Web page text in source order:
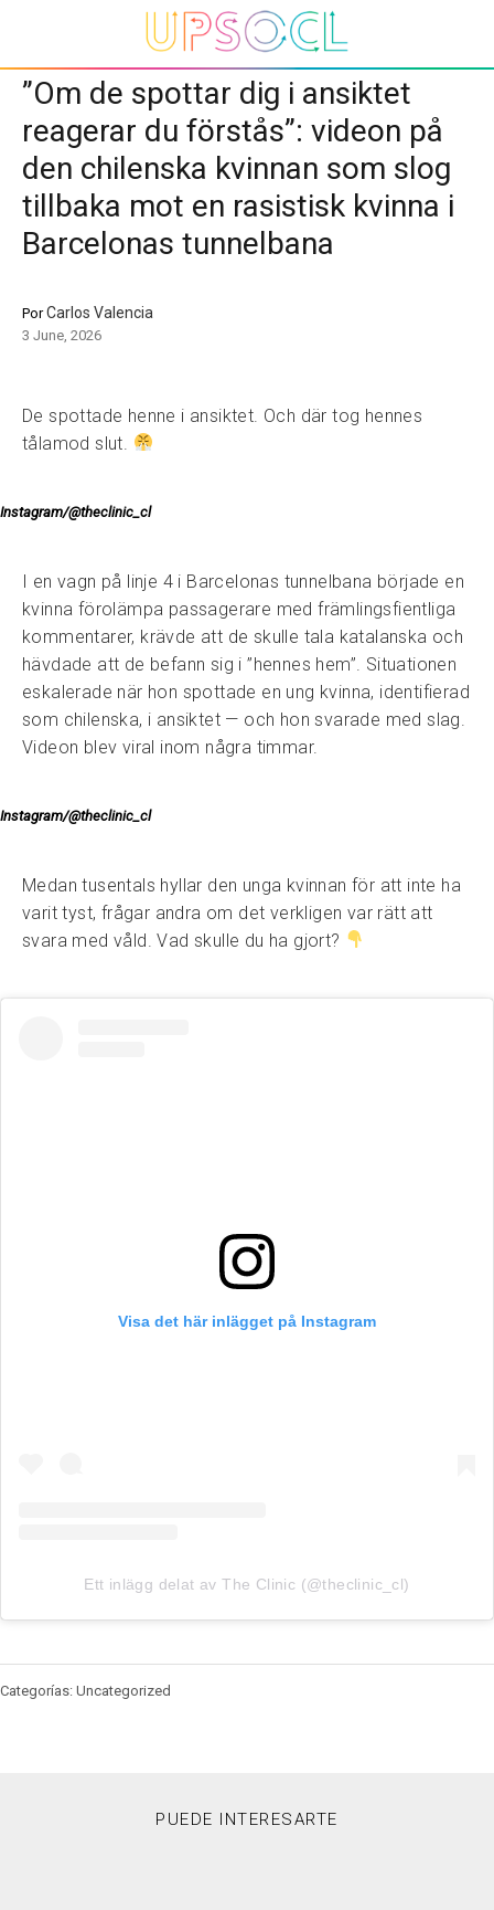
”Om de spottar dig i ansiktet
reagerar du förstås”: videon på
den chilenska kvinnan som slog
tillbaka mot en rasistisk kvinna i
Barcelonas tunnelbana
PorCarlos Valencia
3 June, 2026
De spottade henne i ansiktet. Och där tog hennes
tålamod slut.
Instagram/@theclinic_cl
I en vagn på linje 4 i Barcelonas tunnelbana började en
kvinna förolämpa passagerare med främlingsfientliga
kommentarer, krävde att de skulle tala katalanska och
hävdade att de befann sig i ”hennes hem”. Situationen
eskalerade när hon spottade en ung kvinna, identifierad
som chilenska, i ansiktet — och hon svarade med slag.
Videon blev viral inom några timmar.
Instagram/@theclinic_cl
Medan tusentals hyllar den unga kvinnan för att inte ha
varit tyst, frågar andra om det verkligen var rätt att
svara med våld. Vad skulle du ha gjort?
Visa det här inlägget på Instagram
Ett inlägg delat av The Clinic (@theclinic_cl)
Categorías: Uncategorized
PUEDE INTERESARTE